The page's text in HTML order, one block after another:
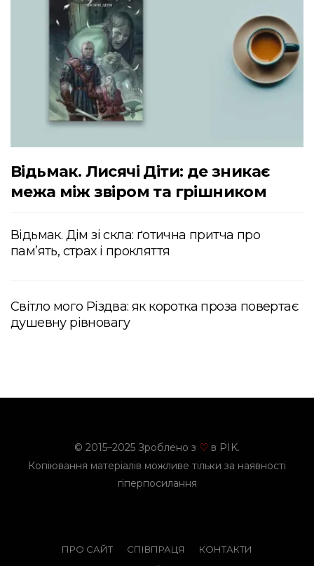
Відьмак. Лисячі Діти: де зникає
межа між звіром та грішником
Відьмак. Дім зі скла: ґотична притча про
пам’ять, страх і прокляття
Світло мого Різдва: як коротка проза повертає
душевну рівновагу
© 2015–2025 Зроблено з ♡ в PIK.
Копіювання матеріалів можливе тільки за наявності
гіперпосилання
ПРО САЙТ СПІВПРАЦЯ
КОНТАКТИ